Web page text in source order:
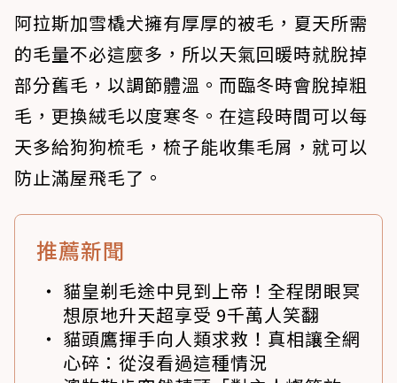
阿拉斯加雪橇犬擁有厚厚的被毛，夏天所需
的毛量不必這麼多，所以天氣回暖時就脫掉
部分舊毛，以調節體溫。而臨冬時會脫掉粗
毛，更換絨毛以度寒冬。在這段時間可以每
天多給狗狗梳毛，梳子能收集毛屑，就可以
防止滿屋飛毛了。
推薦新聞
貓皇剃毛途中見到上帝！全程閉眼冥
想原地升天超享受 9千萬人笑翻
貓頭鷹揮手向人類求救！真相讓全網
心碎：從沒看過這種情況